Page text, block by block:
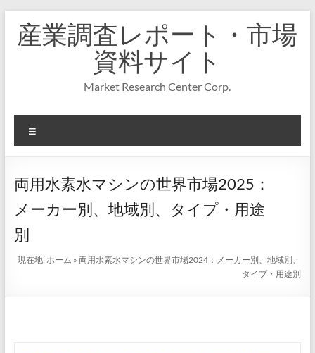
キ
プ
産業調査レポート・市場
資料サイト
Market Research Center Corp.
ニ
ー
両用水素水マシンの世界市場2025：
メーカー別、地域別、タイプ・用途
別
現在地:ホーム » 両用水素水マシンの世界市場2024：メーカー別、地域別、
タイプ・用途別